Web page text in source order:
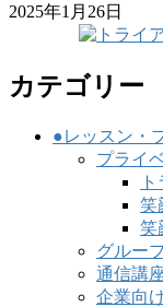
2025年1月26日
カテゴリー
●レッスン・
プライ
笑
笑
グルー
通信講
企業向